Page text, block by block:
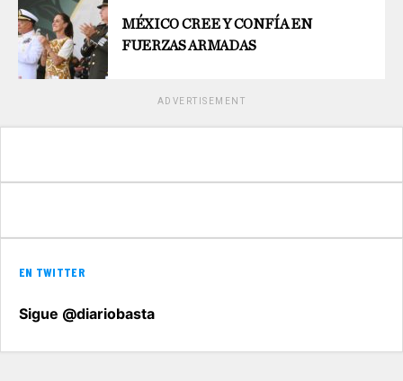
MÉXICO CREE Y CONFÍA EN
FUERZAS ARMADAS
ADVERTISEMENT
EN TWITTER
Sigue @diariobasta